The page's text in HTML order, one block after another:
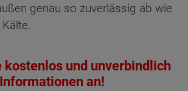
genau so zuverlässig ab wie
kostenlos und unverbindlich
Informationen an!